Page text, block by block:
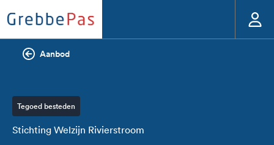
Aanbod
Tegoed besteden
Stichting Welzijn Rivierstroom